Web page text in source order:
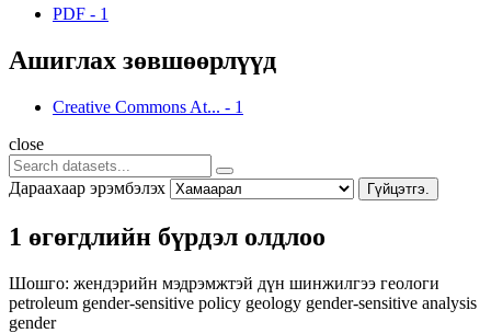
PDF - 1
Ашиглах зөвшөөрлүүд
Creative Commons At... - 1
close
Дараахаар эрэмбэлэх Гүйцэтгэ.
1 өгөгдлийн бүрдэл олдлоо
Шошго: жендэрийн мэдрэмжтэй дүн шинжилгээ геологи
petroleum gender-sensitive policy geology gender-sensitive analysis
gender